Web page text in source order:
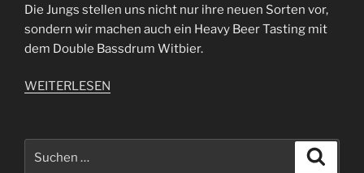
Die Jungs stellen uns nicht nur ihre neuen Sorten vor,
sondern wir machen auch ein Heavy Beer Tasting mit
dem Double Bassdrum Witbier.
WEITERLESEN